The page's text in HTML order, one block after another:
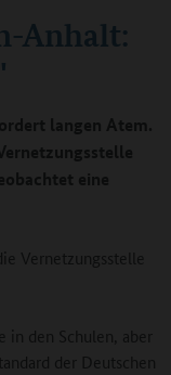
Anhalt:
langen Atem.
eine
Vernetzungsstelle
den Schulen, aber
der Deutschen